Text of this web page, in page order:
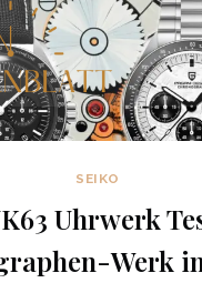
SEIKO
Uhrwerk
Werk